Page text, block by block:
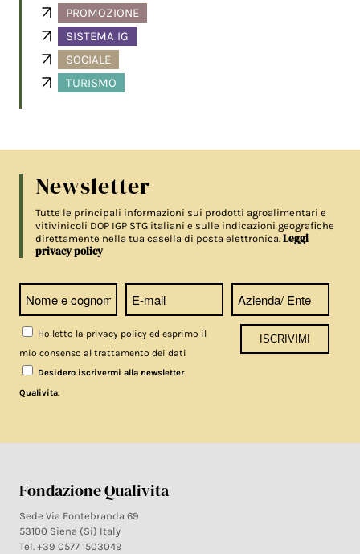
PROMOZIONE
SISTEMA IG
SOCIALE
TURISMO
Newsletter
Tutte le principali informazioni sui prodotti agroalimentari e
vitivinicoli DOP IGP STG italiani e sulle indicazioni geografiche
direttamente nella tua casella di posta elettronica.Leggi
privacy policy
Ho letto la privacy policy ed esprimo il
mio consenso al trattamento dei dati
Desidero iscrivermi alla newsletter
Qualivita
Fondazione Qualivita
Sede Via Fontebranda 69
53100 Siena (Si) Italy
Tel. +39 0577 1503049